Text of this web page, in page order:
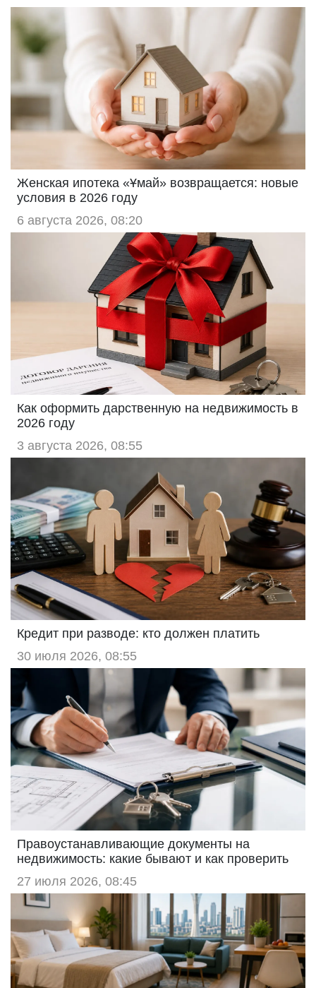
Женская ипотека «Ұмай» возвращается: новые
условия в 2026 году
6 августа 2026, 08:20
Как оформить дарственную на недвижимость в
2026 году
3 августа 2026, 08:55
Кредит при разводе: кто должен платить
30 июля 2026, 08:55
Правоустанавливающие документы на
недвижимость: какие бывают и как проверить
27 июля 2026, 08:45